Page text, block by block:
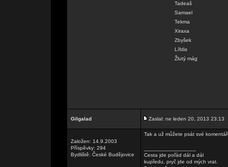
Tadeaš
Samael
Tekma
Xiraxa
Zbyšek
Lífdis
Žlutý mág
Gilgalad Zaslal: ne leden 20, 2013 23:13
Založen: 14.9.2003
Příspěvky: 294
Bydliště: České Budějovice
Tak a už můžete psát své
Cesta jde pořád dál a dál
kupředu, pryč jde od mých vrat.